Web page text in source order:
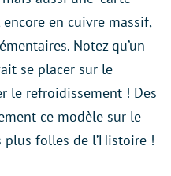
en cuivre massif,
Notez qu’un
se placer sur le
le refroidissement ! Des
ce modèle sur le
folles de l’Histoire !